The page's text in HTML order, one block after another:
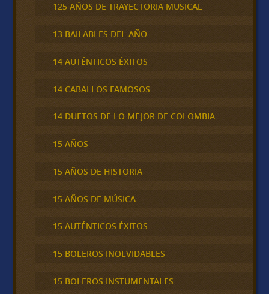
125 AÑOS DE TRAYECTORIA MUSICAL
13 BAILABLES DEL AÑO
14 AUTÉNTICOS ÉXITOS
14 CABALLOS FAMOSOS
14 DUETOS DE LO MEJOR DE COLOMBIA
15 AÑOS
15 AÑOS DE HISTORIA
15 AÑOS DE MÚSICA
15 AUTÉNTICOS ÉXITOS
15 BOLEROS INOLVIDABLES
15 BOLEROS INSTUMENTALES